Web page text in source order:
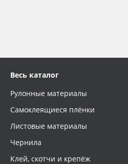
Весь каталог
Рулонные материалы
Самоклеящиеся плёнки
Листовые материалы
Чернила
Клей, скотчи и крепёж